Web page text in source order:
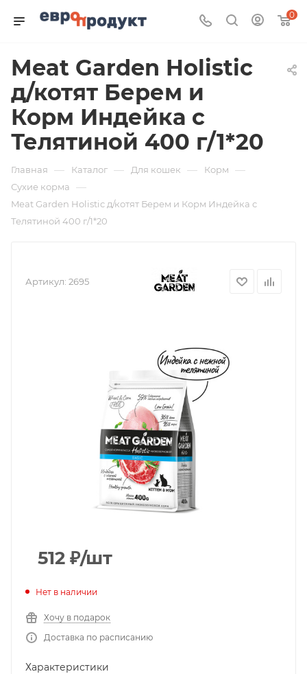
0
Meat Garden Holistic
д/котят Берем и
Корм Индейка с
Телятиной 400 г/1*20
Главная — Каталог — Для кошек — Корм —
Сухие корма —
Meat Garden Holistic д/котят Берем и Корм Индейка с
Телятиной 400 г/1*20
Артикул: 2695
512 ₽/шт
Нет в наличии
Хочу в подарок
Доставка по расписанию
Характеристики